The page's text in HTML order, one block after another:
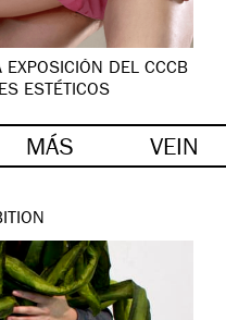
EXPOSICIÓN DEL CCCB
ESTÉTICOS
MÁS VEIN